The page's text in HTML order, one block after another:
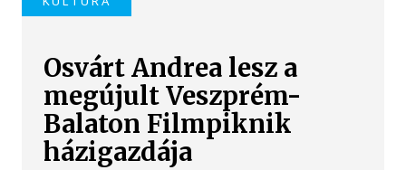
Osvárt Andrea lesz a
megújult Veszprém-
Balaton Filmpiknik
házigazdája